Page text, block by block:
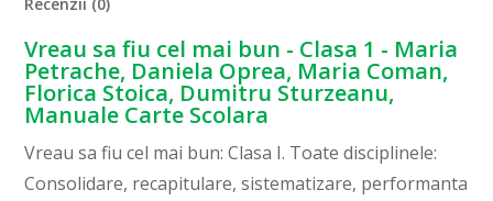
Vreau sa fiu cel mai bun - Clasa 1 - Maria
Petrache, Daniela Oprea, Maria Coman,
Florica Stoica, Dumitru Sturzeanu,
Manuale Carte Scolara
Vreau sa fiu cel mai bun: Clasa I. Toate disciplinele:
Consolidare, recapitulare, sistematizare, performanta